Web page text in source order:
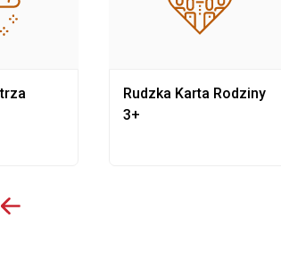
Rudzka Karta Rodziny
3+